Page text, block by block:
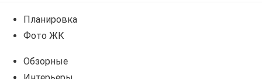
Планировка
Фото ЖК
Обзорные